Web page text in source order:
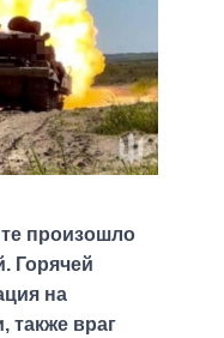
произошло
Горячей
на
также враг